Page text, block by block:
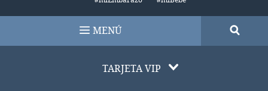
TARJETA VIP